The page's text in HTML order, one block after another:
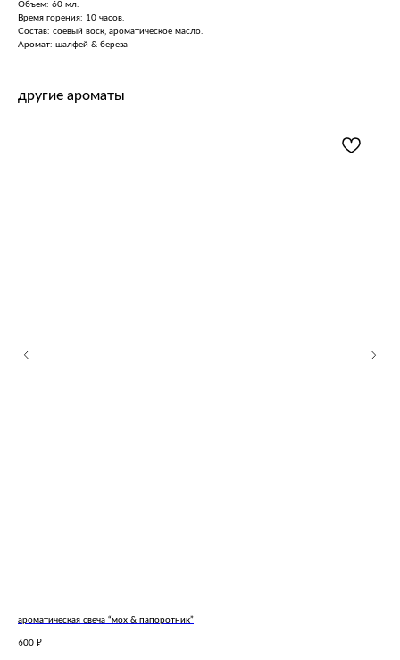
Объем: 60 мл.
Время горения: 10 часов.
Состав: соевый воск, ароматическое масло.
Аромат: шалфей & береза
другие ароматы
ароматическая свеча “мох & папоротник”
600 ₽